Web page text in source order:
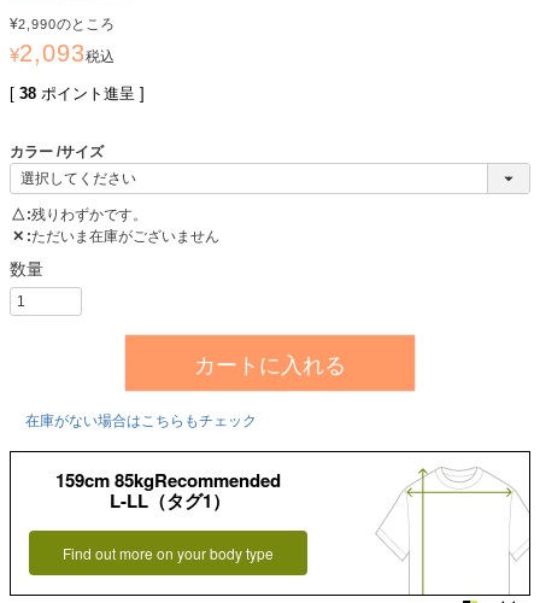
¥2,990のところ
¥2,093税込
[ 38 ポイント進呈 ]
カラー サイズ
△ 残りわずかです。
✕ ただいま在庫がございません
カートに入れる
在庫がない場合はこちらもチェック
159cm 85kgRecommended
L-LL（タグ1）
Find out more on your body type